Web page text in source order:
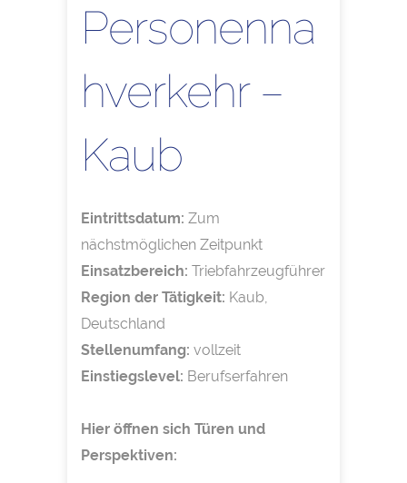
Personenna
hverkehr –
Kaub
Eintrittsdatum: Zum
nächstmöglichen Zeitpunkt
Einsatzbereich: Triebfahrzeugführer
Region der Tätigkeit: Kaub,
Deutschland
Stellenumfang: vollzeit
Einstiegslevel: Berufserfahren
Hier öffnen sich Türen und
Perspektiven: